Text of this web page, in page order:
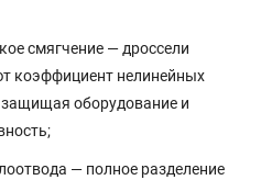
смягчение — дроссели
коэффициент нелинейных
защищая оборудование и
— полное разделение